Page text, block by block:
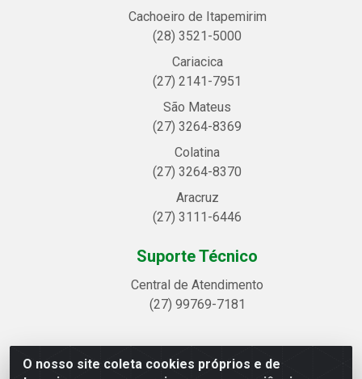
O nosso site coleta cookies próprios e de
Cachoeiro de Itapemirim
(28) 3521-5000
Cariacica
(27) 2141-7951
São Mateus
(27) 3264-8369
Colatina
(27) 3264-8370
Aracruz
(27) 3111-6446
Suporte Técnico
Central de Atendimento
(27) 99769-7181
Linhavix Distribuidora LTDA - Avenida Alegre, 2521 -